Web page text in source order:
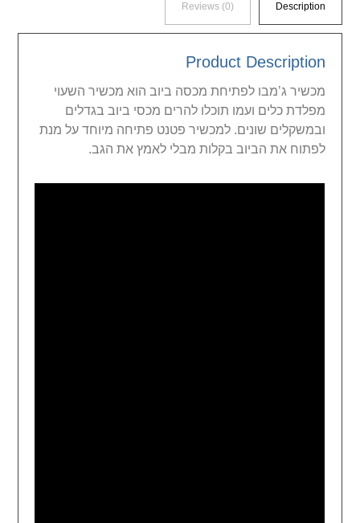
Description
Reviews (0)
Product Description
מכשיר ג’מבו לפתיחת מכסה ביוב הוא מכשיר השעוי
מפלדת כלים ועמו תוכלו להרים מכסי ביוב בגדלים
ובמשקלים שונים. למכשיר פטנט פתיחה מיוחד על מנת
לפתוח את הביוב בקלות מבלי לאמץ את הגב.